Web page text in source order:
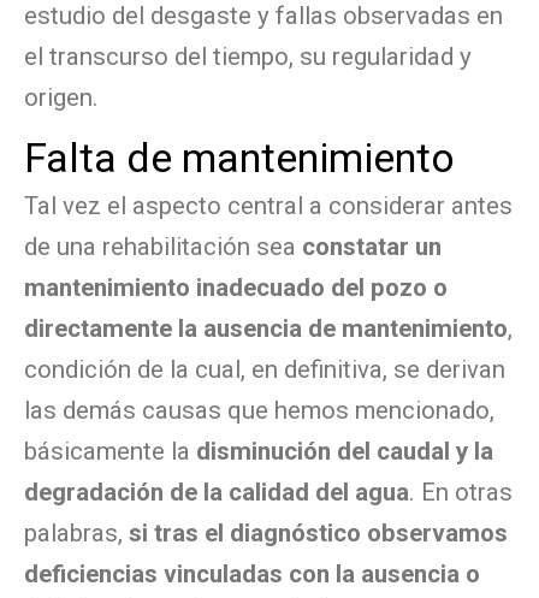
estudio del desgaste y fallas observadas en
el transcurso del tiempo, su regularidad y
origen.
Falta de mantenimiento
Tal vez el aspecto central a considerar antes
de una rehabilitación sea constatar un
mantenimiento inadecuado del pozo o
directamente la ausencia de mantenimiento,
condición de la cual, en definitiva, se derivan
las demás causas que hemos mencionado,
básicamente la disminución del caudal y la
degradación de la calidad del agua. En otras
palabras, si tras el diagnóstico observamos
deficiencias vinculadas con la ausencia o